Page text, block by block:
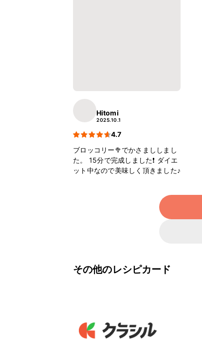
Hitomi
2025.10.1
4.7
ブロッコリー🥦でかさまししまし
た。 15分で完成しました❗️ ダイエ
ット中なので美味しく頂きました♪
その他のレシピカード